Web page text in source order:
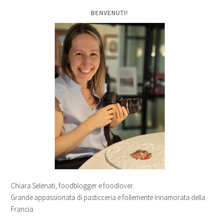
BENVENUTI!
Chiara Selenati, foodblogger e foodlover.
Grande appassionata di pasticceria e follemente innamorata della
Francia.